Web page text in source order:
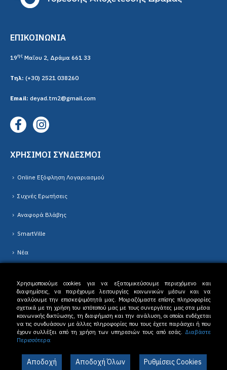
ΕΠΙΚΟΙΝΩΝΙΑ
19ης Μαΐου 2, Δράμα 661 33
Τηλ: (+30) 2521 038260
Email: deyad.tm2@gmail.com
ΧΡΗΣΙΜΟΙ ΣΥΝΔΕΣΜΟΙ
Online Εξόφληση Λογαριασμού
Συχνές Ερωτήσεις
Αναφορά Βλάβης
SmartVille
Νέα
Δ.Ε.Υ.Α. Δράμας © 2023. All Rights Reserved. |Όροι Χρήσης-Πολιτική
Απορρήτου
Χρησιμοποιούμε cookies για να εξατομικεύσουμε περιεχόμενο και
διαφημίσεις, να παρέχουμε λειτουργίες κοινωνικών μέσων και να
αναλύουμε την επισκεψιμότητά μας. Μοιραζόμαστε επίσης πληροφορίες
σχετικά με τη χρήση του ιστότοπού μας με τους συνεργάτες μας στα μέσα
κοινωνικής δικτύωσης, τη διαφήμιση και την ανάλυση, οι οποίοι ενδέχεται
να τις συνδυάσουν με άλλες πληροφορίες που τους έχετε παράσχει ή που
έχουν συλλέξει από τη χρήση των υπηρεσιών τους από εσάς. Διαβάστε
Περισσότερα
Αποδοχή Αποδοχή Όλων Ρυθμίσεις Cookies